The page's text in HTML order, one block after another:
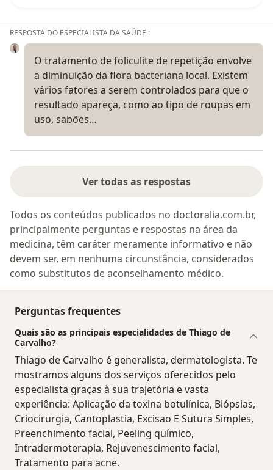
RESPOSTA DO ESPECIALISTA DA SAÚDE :
O tratamento de foliculite de repetição envolve
a diminuição da flora bacteriana local. Existem
vários fatores a serem controlados para que o
resultado apareça, como ao tipo de roupas em
uso, sabões…
Ver todas as respostas
Todos os conteúdos publicados no doctoralia.com.br,
principalmente perguntas e respostas na área da
medicina, têm caráter meramente informativo e não
devem ser, em nenhuma circunstância, considerados
como substitutos de aconselhamento médico.
Perguntas frequentes
Quais são as principais especialidades de Thiago de
Carvalho?
Thiago de Carvalho é generalista, dermatologista. Te
mostramos alguns dos serviços oferecidos pelo
especialista graças à sua trajetória e vasta
experiência: Aplicação da toxina botulínica, Biópsias,
Criocirurgia, Cantoplastia, Excisao E Sutura Simples,
Preenchimento facial, Peeling químico,
Intradermoterapia, Rejuvenescimento facial,
Tratamento para acne.